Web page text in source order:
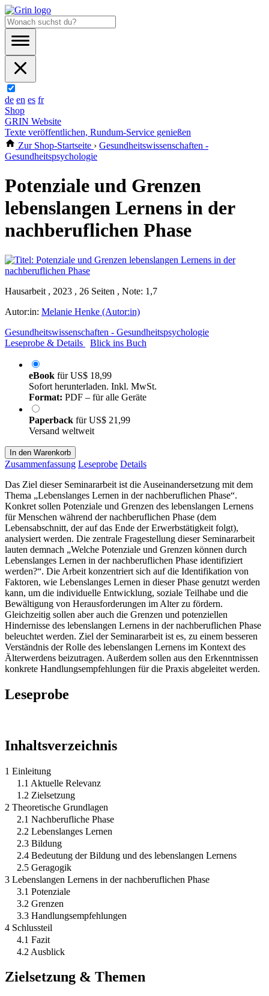
de en es fr
Shop
GRIN Website
Texte veröffentlichen, Rundum-Service genießen
Zur Shop-Startseite › Gesundheitswissenschaften -
Gesundheitspsychologie
Potenziale und Grenzen
lebenslangen Lernens in der
nachberuflichen Phase
Hausarbeit , 2023 , 26 Seiten , Note: 1,7
Autor:in: Melanie Henke (Autor:in)
Gesundheitswissenschaften - Gesundheitspsychologie
Leseprobe & Details
Blick ins Buch
eBook fürUS$ 18,99
Sofort herunterladen. Inkl. MwSt.
Format: PDF – für alle Geräte
Paperback fürUS$ 21,99
Versand weltweit
In den Warenkorb
Zusammenfassung Leseprobe Details
Das Ziel dieser Seminararbeit ist die Auseinandersetzung mit dem
Thema „Lebenslanges Lernen in der nachberuflichen Phase“.
Konkret sollen Potenziale und Grenzen des lebenslangen Lernens
für Menschen während der nachberuflichen Phase (dem
Lebensabschnitt, der auf das Ende der Erwerbstätigkeit folgt),
analysiert werden. Die zentrale Fragestellung dieser Seminararbeit
lauten demnach „Welche Potenziale und Grenzen können durch
Lebenslanges Lernen in der nachberuflichen Phase identifiziert
werden?“. Die Arbeit konzentriert sich auf die Identifikation von
Faktoren, wie Lebenslanges Lernen in dieser Phase genutzt werden
kann, um die individuelle Entwicklung, soziale Teilhabe und die
Bewältigung von Herausforderungen im Alter zu fördern.
Gleichzeitig sollen aber auch die Grenzen und potenziellen
Hindernisse des lebenslangen Lernens in der nachberuflichen Phase
beleuchtet werden. Ziel der Seminararbeit ist es, zu einem besseren
Verständnis der Rolle des lebenslangen Lernens im Kontext des
Älterwerdens beizutragen. Außerdem sollen aus den Erkenntnissen
konkrete Handlungsempfehlungen für die Praxis abgeleitet werden.
Leseprobe
Inhaltsverzeichnis
1 Einleitung
1.1 Aktuelle Relevanz
1.2 Zielsetzung
2 Theoretische Grundlagen
2.1 Nachberufliche Phase
2.2 Lebenslanges Lernen
2.3 Bildung
2.4 Bedeutung der Bildung und des lebenslangen Lernens
2.5 Geragogik
3 Lebenslangen Lernens in der nachberuflichen Phase
3.1 Potenziale
3.2 Grenzen
3.3 Handlungsempfehlungen
4 Schlussteil
4.1 Fazit
4.2 Ausblick
Zielsetzung & Themen